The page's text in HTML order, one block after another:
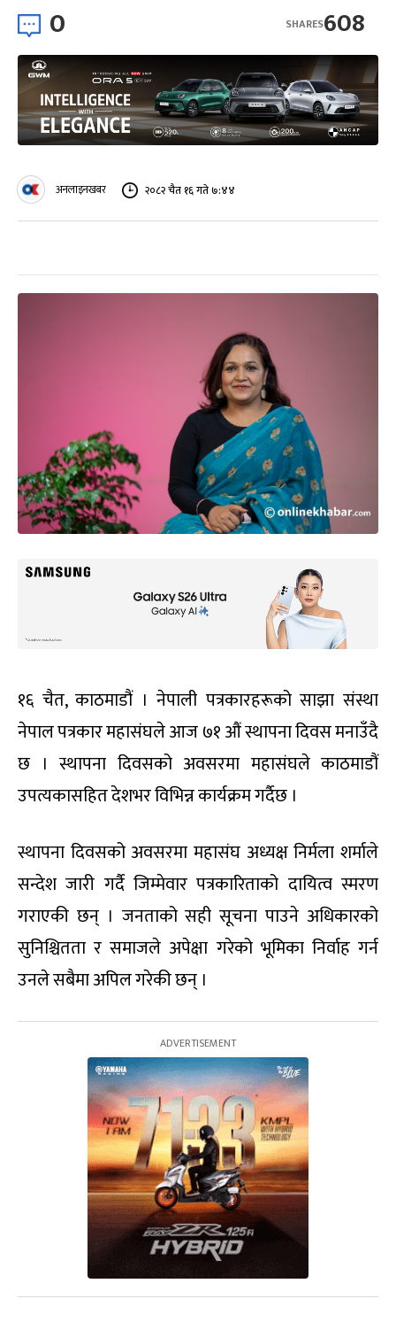
0 608
SHARES
अनलाइनखबर २०८२ चैत १६ गते ७:४४
१६ चैत, काठमाडौं । नेपाली पत्रकारहरूको साझा संस्था
नेपाल पत्रकार महासंघले आज ७१ औं स्थापना दिवस मनाउँदै
छ । स्थापना दिवसको अवसरमा महासंघले काठमाडौं
उपत्यकासहित देशभर विभिन्न कार्यक्रम गर्दैछ ।
स्थापना दिवसको अवसरमा महासंघ अध्यक्ष निर्मला शर्माले
सन्देश जारी गर्दै जिम्मेवार पत्रकारिताको दायित्व स्मरण
गराएकी छन् । जनताको सही सूचना पाउने अधिकारको
सुनिश्चितता र समाजले अपेक्षा गरेको भूमिका निर्वाह गर्न
उनले सबैमा अपिल गरेकी छन् ।